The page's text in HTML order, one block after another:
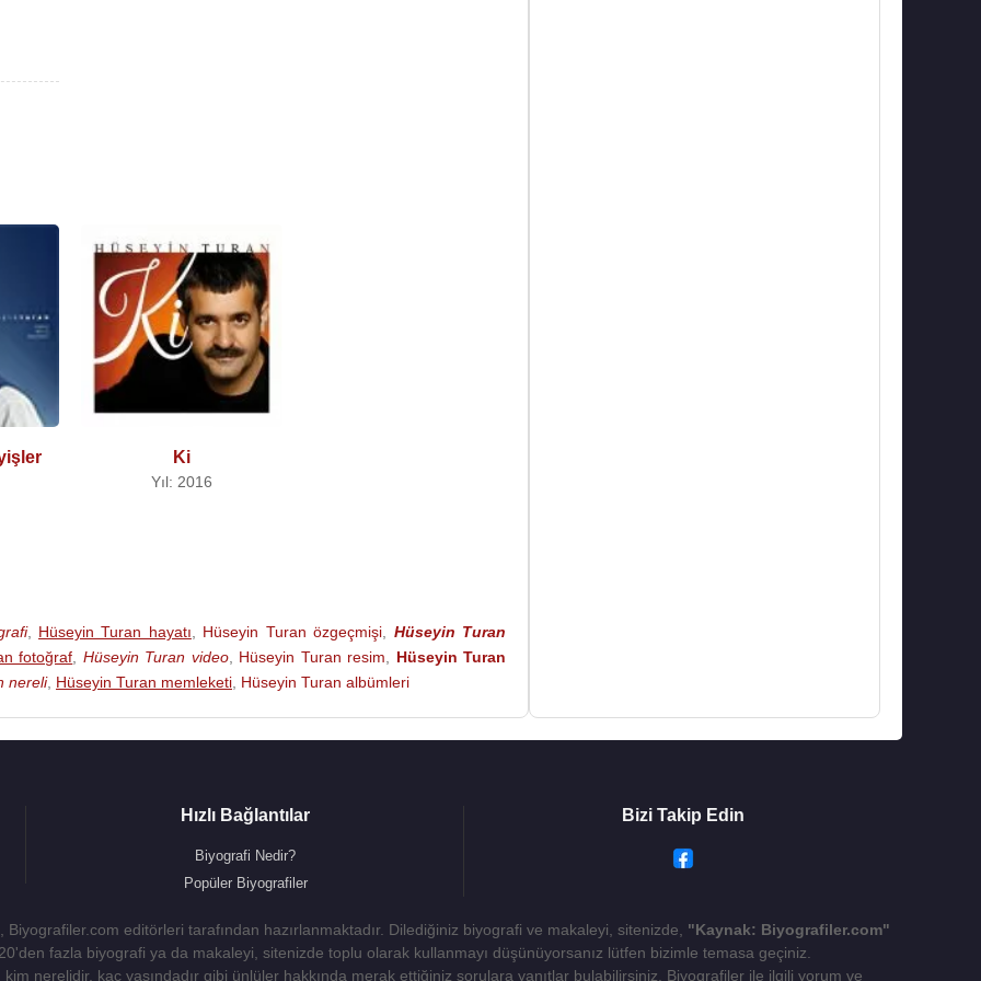
Ki
Yıl: 2016
, Hüseyin Turan hayatı Hüseyin Turan özgeçmişi
Hüseyin Turan
fotoğraf Hüseyin Turan video, Hüseyin Turan resim
Hüseyin Turan
nereli, Hüseyin Turan memleketi Hüseyin Turan albümleri
Hızlı Bağlantılar
Biyografi Nedir?
Popüler Biyografiler
Bizi Takip Edin
editörleri tarafından hazırlanmaktadır. Dilediğiniz biyografi ve makaleyi, sitenizde, "Kaynak: Biyografiler.com"
fazla biyografi ya da makaleyi, sitenizde toplu olarak kullanmayı düşünüyorsanız lütfen bizimle temasa geçiniz.
nerelidir, kaç yaşındadır gibi ünlüler hakkında merak ettiğiniz sorulara yanıtlar bulabilirsiniz. Biyografiler ile ilgili yorum ve